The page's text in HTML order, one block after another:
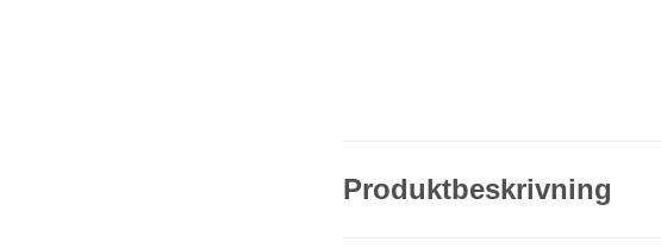
Produktbeskrivning